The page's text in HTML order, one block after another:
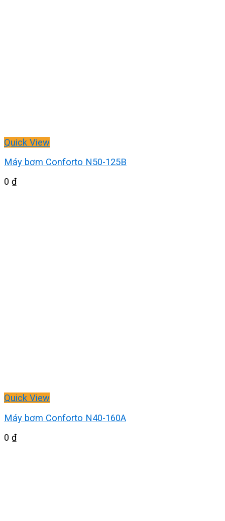
Quick View
Máy bơm Conforto N50-125B
0 ₫
Quick View
Máy bơm Conforto N40-160A
0 ₫